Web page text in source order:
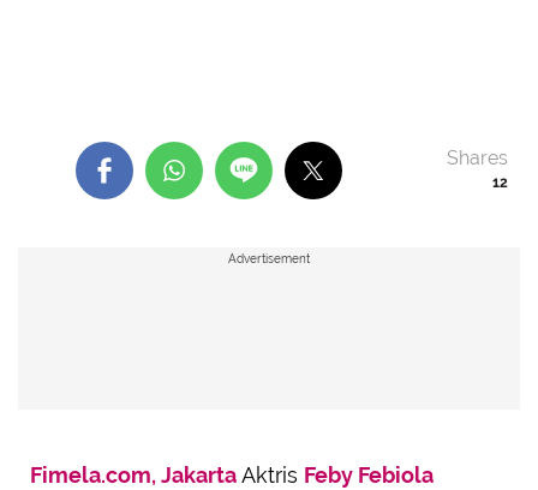
12
Shares
Advertisement
Fimela.com, JakartaAktris Feby Febiola